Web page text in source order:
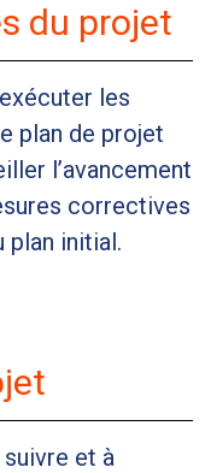
du projet
les
plan de projet
l’avancement
correctives
plan initial.
et à